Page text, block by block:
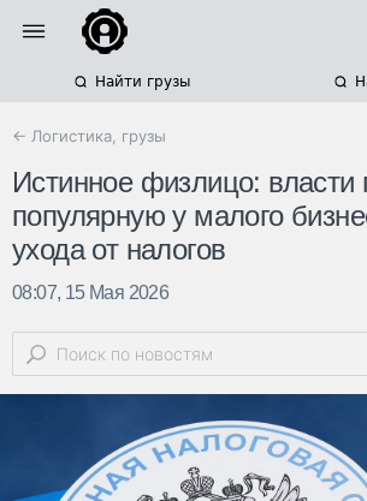
Найти грузы
← Логистика, грузы
Истинное физлицо: власти
популярную у малого
ухода от налогов
08:07, 15 Мая 2026